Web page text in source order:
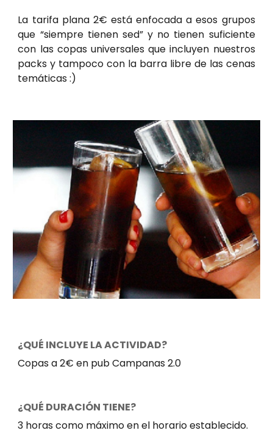
La tarifa plana 2€ está enfocada a esos grupos
que “siempre tienen sed” y no tienen suficiente
con las copas universales que incluyen nuestros
packs y tampoco con la barra libre de las cenas
temáticas :)
¿QUÉ INCLUYE LA ACTIVIDAD?
Copas a 2€ en pub Campanas 2.0
¿QUÉ DURACIÓN TIENE?
3 horas como máximo en el horario establecido.